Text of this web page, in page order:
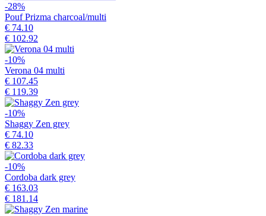
-28%
Pouf Prizma charcoal/multi
€ 74.10
€ 102.92
-10%
Verona 04 multi
€ 107.45
€ 119.39
-10%
Shaggy Zen grey
€ 74.10
€ 82.33
-10%
Cordoba dark grey
€ 163.03
€ 181.14